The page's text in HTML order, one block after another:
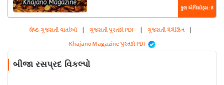
કુલ એપિસોડ્સ : 8
શ્રેષ્ઠ ગુજરાતી વાર્તાઓ | ગુજરાતી પુસ્તકો PDF | ગુજરાતી મેગેઝિન |
Khajano Magazine પુસ્તકો PDF
બીજા રસપ્રદ વિકલ્પો